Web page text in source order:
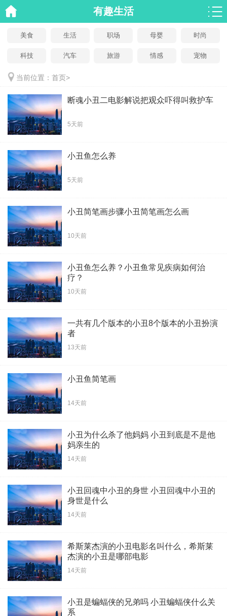
有趣生活
美食 生活 职场 母婴 时尚
科技 汽车 旅游 情感 宠物
当前位置： 首页>
断魂小丑二电影解说把观众吓得叫救护车
5天前
小丑鱼怎么养
5天前
小丑简笔画步骤小丑简笔画怎么画
10天前
小丑鱼怎么养？小丑鱼常见疾病如何治
疗？
10天前
一共有几个版本的小丑8个版本的小丑扮演
者
13天前
小丑鱼简笔画
14天前
小丑为什么杀了他妈妈 小丑到底是不是他
妈亲生的
14天前
小丑回魂中小丑的身世 小丑回魂中小丑的
身世是什么
14天前
希斯莱杰演的小丑电影名叫什么，希斯莱
杰演的小丑是哪部电影
14天前
小丑是蝙蝠侠的兄弟吗 小丑蝙蝠侠什么关
系